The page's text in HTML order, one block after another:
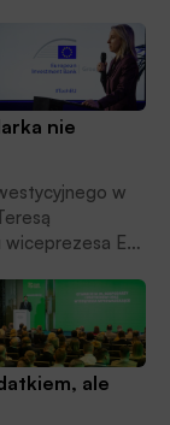
nie
w
EBI
ale